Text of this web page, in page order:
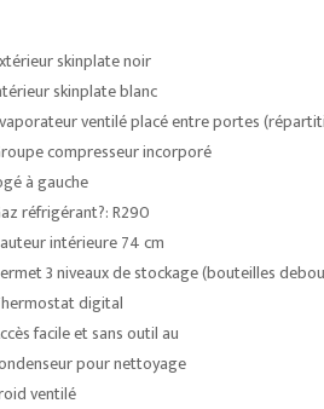
skinplate noir
skinplate blanc
ventilé placé entre portes
compresseur incorporé
à gauche
réfrigérant?: R290
intérieure 74 cm
3 niveaux de stockage (bouteilles
digital
facile et sans outil au
pour nettoyage
ventilé